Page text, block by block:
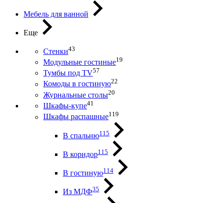
Мебель для ванной
Еще
Стенки43
Модульные гостиные19
Тумбы под ТV57
Комоды в гостиную22
Журнальные столы20
Шкафы-купе41
Шкафы распашные119
В спальню115
В коридор115
В гостиную114
Из МДФ35